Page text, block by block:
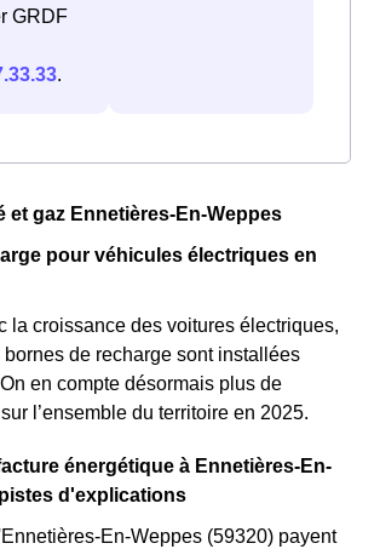
GRDF
.
et gaz Ennetières-En-Weppes
pour véhicules électriques en
la croissance des voitures électriques,
de recharge sont installées
en compte désormais plus de
l’ensemble du territoire en 2025.
énergétique à Ennetières-En-
d'explications
En-Weppes (59320) payent